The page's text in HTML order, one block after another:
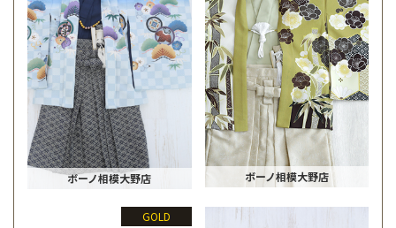
ボーノ相模大野店 ボーノ相模大野店
GOLD